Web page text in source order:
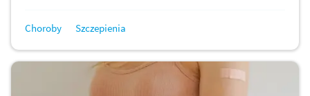
Choroby Szczepienia